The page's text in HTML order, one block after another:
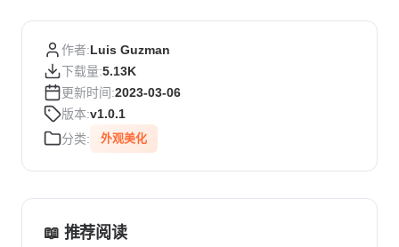
作者:Luis Guzman
下载量:5.13K
更新时间:2023-03-06
版本:v1.0.1
分类:
外观美化
📖 推荐阅读